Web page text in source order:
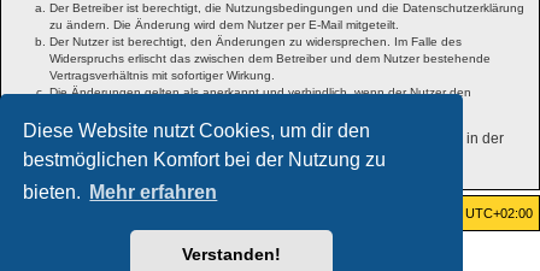
Diese Website nutzt Cookies, um dir den
bestmöglichen Komfort bei der Nutzung zu
bieten.
Mehr erfahren
Verstanden!
Der Betreiber ist berechtigt, die Nutzungsbedingungen und die Datenschutzerklärung
zu ändern. Die Änderung wird dem Nutzer per E-Mail mitgeteilt.
Der Nutzer ist berechtigt, den Änderungen zu widersprechen. Im Falle des
Widerspruchs erlischt das zwischen dem Betreiber und dem Nutzer bestehende
Vertragsverhältnis mit sofortiger Wirkung.
Die Änderungen gelten als anerkannt und verbindlich, wenn der Nutzer den
Informationen über den Umgang mit deinen persönlichen Daten sind in der
Datenschutzerklärung enthalten.
UTC+02:00
Powered byphpBB® Forum Software © phpBB Limited